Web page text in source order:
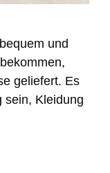
und
geliefert. Es
sein, Kleidung